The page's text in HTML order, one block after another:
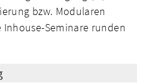
bzw. Modularen
Seminare runden